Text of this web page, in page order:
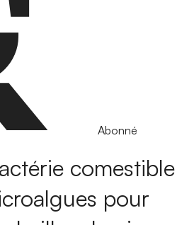
Abonné
comestible
pour